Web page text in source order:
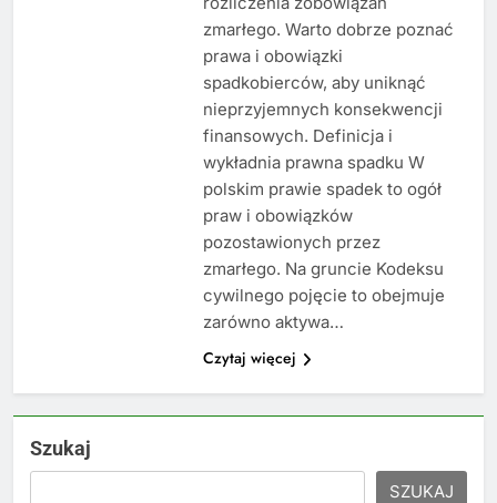
zmarłego. Warto dobrze poznać
prawa i obowiązki
spadkobierców, aby uniknąć
nieprzyjemnych konsekwencji
finansowych. Definicja i
wykładnia prawna spadku W
polskim prawie spadek to ogół
praw i obowiązków
pozostawionych przez
zmarłego. Na gruncie Kodeksu
cywilnego pojęcie to obejmuje
zarówno aktywa…
Czytaj więcej
Szukaj
SZUKAJ